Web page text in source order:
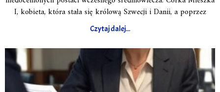
I, kobieta, która stała się królową Szwecji i Danii, a poprzez
Czytaj dalej...